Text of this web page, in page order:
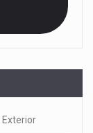
Exterior